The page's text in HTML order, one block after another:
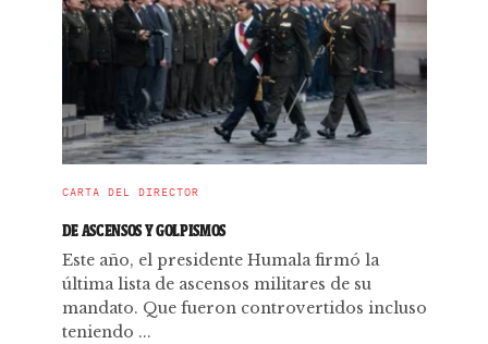
CARTA DEL DIRECTOR
DE ASCENSOS Y GOLPISMOS
Este año, el presidente Humala firmó la
última lista de ascensos militares de su
mandato. Que fueron controvertidos incluso
teniendo ...